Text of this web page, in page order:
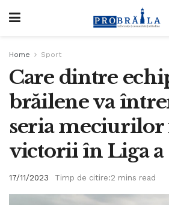
Home Sport
Care dintre
brăilene va
seria meciurilor
victorii în Liga a
17/11/2023 Timp de citire:2 mins read